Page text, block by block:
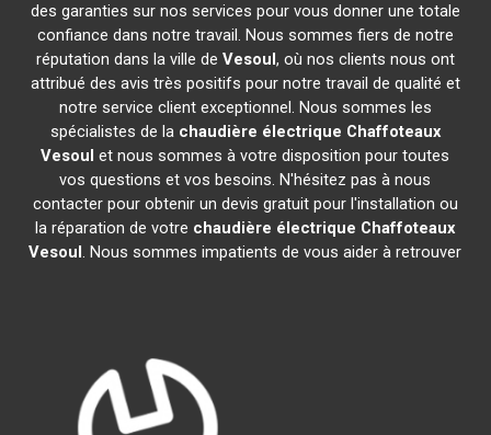
des garanties sur nos services pour vous donner une totale
confiance dans notre travail. Nous sommes fiers de notre
réputation dans la ville de Vesoul, où nos clients nous ont
attribué des avis très positifs pour notre travail de qualité et
notre service client exceptionnel. Nous sommes les
spécialistes de la chaudière électrique Chaffoteaux
Vesoul et nous sommes à votre disposition pour toutes
vos questions et vos besoins. N'hésitez pas à nous
contacter pour obtenir un devis gratuit pour l'installation ou
la réparation de votre chaudière électrique Chaffoteaux
Vesoul. Nous sommes impatients de vous aider à retrouver